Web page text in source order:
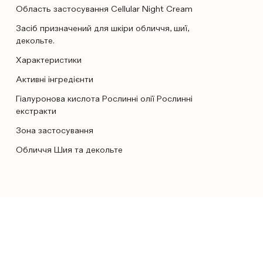
Область застосування Cellular Night Cream
Засіб призначений для шкіри обличчя, шиї,
декольте.
Характеристики
Активні інгредієнти
Гіалуронова кислота Рослинні олії Рослинні
екстракти
Зона застосування
Обличчя Шия та декольте